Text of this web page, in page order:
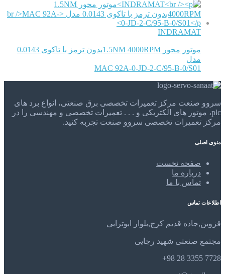
INDRAMAT
موتور محور 1.5NM 4000RPMبدون ترمز با تاکوی 0.0143
مدل
MAC 92A-0-JD-2-C/95-B-0/S01
سروو صنعت مرکز تعمیرات تخصصی برق صنعتی، انواع برد های
plc، موتور های الکتریکی و . . . تعمیرات تخصصی و مهندسی را در
مرکز تعمیرات تخصصی سروو صنعت تجربه کنید.
منوی اصلی
صفحه نخست
درباره ما
تماس با ما
اطلاعات تماس
قزوین,جاده قدیم کرج,بلوار ابوترابی
مجتمع صنعتی شهید رجایی
7728 3355 28 98+